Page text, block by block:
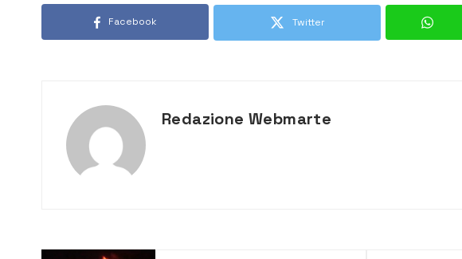
Facebook Twitter
Redazione Webmarte